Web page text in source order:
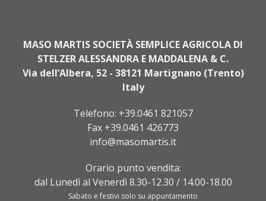
MASO MARTIS SOCIETÀ SEMPLICE AGRICOLA DI
STELZER ALESSANDRA E MADDALENA & C.
Via dell’Albera, 52 - 38121 Martignano (Trento)
Italy
Telefono: +39.0461 821057
Fax +39.0461 426773
info@masomartis.it
Orario punto vendita:
dal Lunedì al Venerdì 8.30-12.30 / 14.00-18.00
Sabato e festivi solo su appuntamento